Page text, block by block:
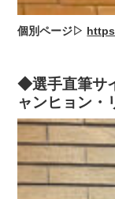
個別ページ▷
◆選手直筆サ
ャンヒョン・